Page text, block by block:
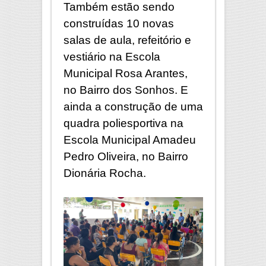
Também estão sendo
construídas 10 novas
salas de aula, refeitório e
vestiário na Escola
Municipal Rosa Arantes,
no Bairro dos Sonhos. E
ainda a construção de uma
quadra poliesportiva na
Escola Municipal Amadeu
Pedro Oliveira, no Bairro
Dionária Rocha.